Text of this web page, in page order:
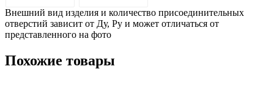
Внешний вид изделия и количество присоединительных
отверстий зависит от Ду, Pу и может отличаться от
представленного на фото
Похожие товары